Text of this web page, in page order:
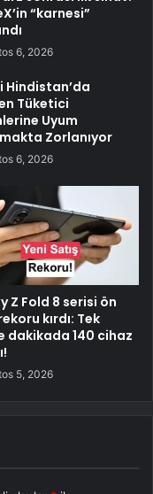
“karnesi”
6, 2026
Hindistan’da
Tüketici
Uyum
Zorlanıyor
6, 2026
Z Fold 8 serisi ön
kırdı: Tek
dakikada 140 cihaz
5, 2026